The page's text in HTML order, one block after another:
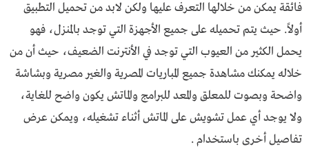
فائقة يمكن من خلالها التعرف عليها ولكن لابد من تحميل التطبيق
أولاً. حيث يتم تحميله على جميع الأجهزة التي توجد بالمنزل، فهو
يحمل الكثير من العيوب التي توجد في الأنترنت الضعيف، حيث أن من
خلاله يمكنك مشاهدة جميع المباريات المصرية والغير مصرية وبشاشة
واضحة وبصوت للمعلق والمعد للبرامج والماتش يكون واضح للغاية،
ولا يوجد أي عمل تشويش على الماتش أثناء تشغيله، ويمكن عرض
تفاصيل أخرى باستخدام .